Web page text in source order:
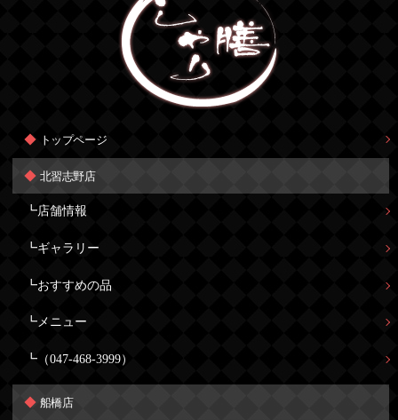
トップページ
北習志野店
店舗情報
ギャラリー
おすすめの品
メニュー
（047-468-3999）
船橋店